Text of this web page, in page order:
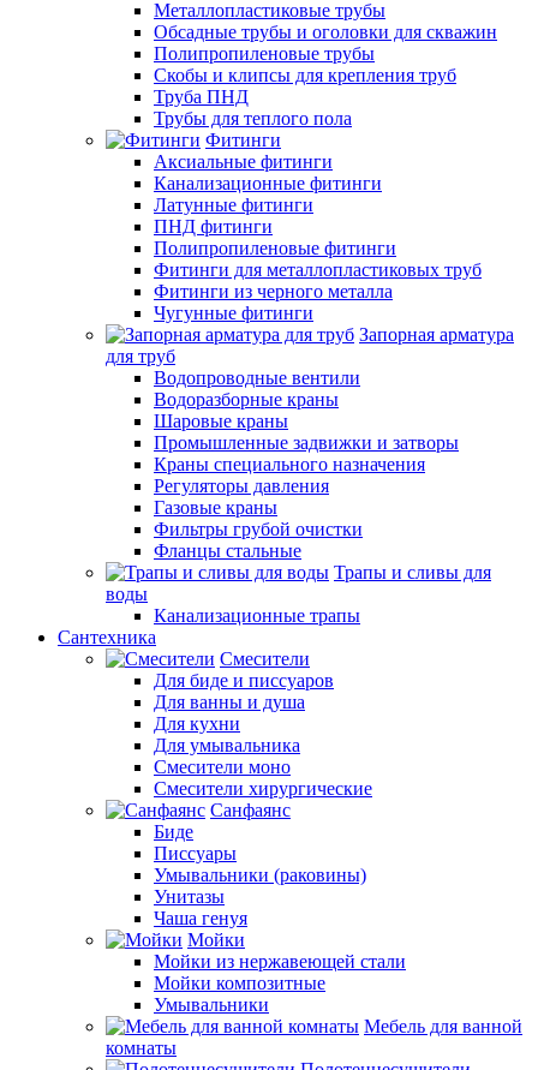
Металлопластиковые трубы
Обсадные трубы и оголовки для скважин
Полипропиленовые трубы
Скобы и клипсы для крепления труб
Труба ПНД
Трубы для теплого пола
Фитинги
Аксиальные фитинги
Канализационные фитинги
Латунные фитинги
ПНД фитинги
Полипропиленовые фитинги
Фитинги для металлопластиковых труб
Фитинги из черного металла
Чугунные фитинги
Запорная арматура
для труб
Водопроводные вентили
Водоразборные краны
Шаровые краны
Промышленные задвижки и затворы
Краны специального назначения
Регуляторы давления
Газовые краны
Фильтры грубой очистки
Фланцы стальные
Трапы и сливы для
воды
Канализационные трапы
Сантехника
Смесители
Для биде и писсуаров
Для ванны и душа
Для кухни
Для умывальника
Смесители моно
Смесители хирургические
Санфаянс
Биде
Писсуары
Умывальники (раковины)
Унитазы
Чаша генуя
Мойки
Мойки из нержавеющей стали
Мойки композитные
Умывальники
Мебель для ванной
комнаты